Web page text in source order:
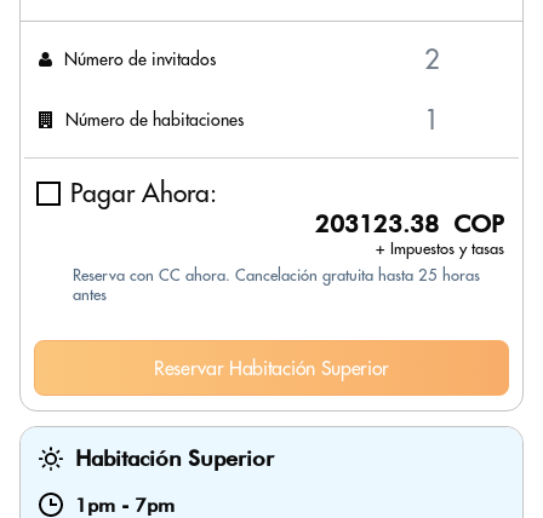
Número de invitados
Número de habitaciones
Pagar Ahora:
203123.38 COP
+ Impuestos y tasas
Reserva con CC ahora. Cancelación gratuita hasta 25 horas
antes
Reservar Habitación Superior
Habitación Superior
1pm - 7pm